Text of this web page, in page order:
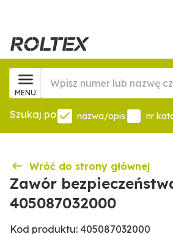
MENU
Szukaj po nazwa/opis nr
Wróć do strony głównej
Zawór
405087032000
Kod produktu: 405087032000